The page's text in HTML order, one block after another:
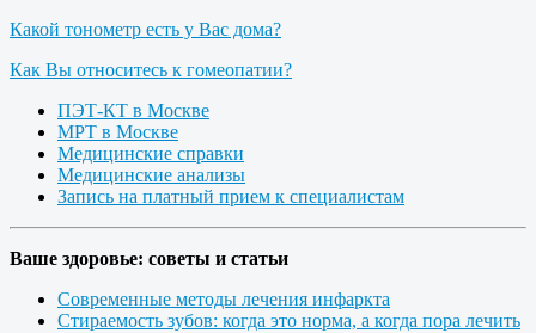
Какой тонометр есть у Вас дома?
Как Вы относитесь к гомеопатии?
ПЭТ-КТ в Москве
МРТ в Москве
Медицинские справки
Медицинские анализы
Запись на платный прием к специалистам
Ваше здоровье: советы и статьи
Современные методы лечения инфаркта
Стираемость зубов: когда это норма, а когда пора лечить